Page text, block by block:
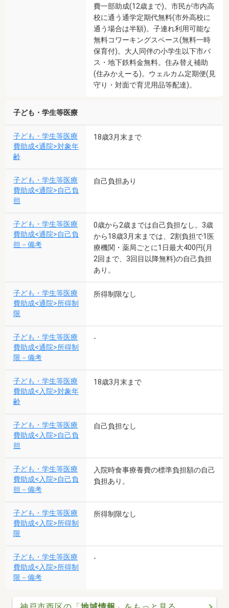
費一部助成(12歳まで)。市民が市内高
校に通う通学定期代無料(市外高校に
通う場合は半額)。子連れ利用可能な
無料コワーキングスペース(無料一時
保育付)。大人同伴の小学生以下市バ
ス・地下鉄料金無料。住み替え補助
(住みかえーる)。ウェルカム定期便(見
守り・対面で育児用品等配達)。
子ども・学生等医療
子ども・学生等医療
費助成<通院>対象年
齢
18歳3月末まで
子ども・学生等医療
費助成<通院>自己負
担
自己負担あり
子ども・学生等医療
費助成<通院>自己負
担－備考
0歳から2歳までは自己負担なし。3歳
から18歳3月末までは、2割負担で1医
療機関・薬局ごとに1日最大400円(月
2回まで、3回目以降無料)の自己負担
あり。
子ども・学生等医療
費助成<通院>所得制
限
所得制限なし
子ども・学生等医療
費助成<通院>所得制
限－備考
-
子ども・学生等医療
費助成<入院>対象年
齢
18歳3月末まで
子ども・学生等医療
費助成<入院>自己負
担
自己負担なし
子ども・学生等医療
費助成<入院>自己負
担－備考
入院時食事療養費の標準負担額の自己
負担あり。
子ども・学生等医療
費助成<入院>所得制
限
所得制限なし
子ども・学生等医療
費助成<入院>所得制
限－備考
-